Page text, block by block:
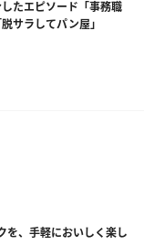
たエピソード「事務職
サラしてパン屋」
を、手軽においしく楽し